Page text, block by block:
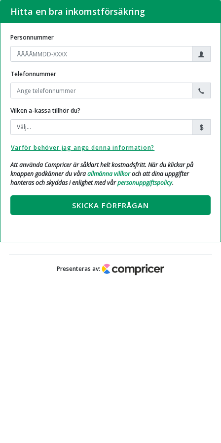
Hitta en bra inkomstförsäkring
Personnummer
Telefonnummer
Vilken a-kassa tillhör du?
Varför behöver jag ange denna information?
Att använda Compricer är såklart helt kostnadsfritt. När du klickar på
knappen godkänner du våraallmänna villkoroch att dina uppgifter
hanteras och skyddas i enlighet med vårpersonuppgiftspolicy.
SKICKA FÖRFRÅGAN
Presenteras av: